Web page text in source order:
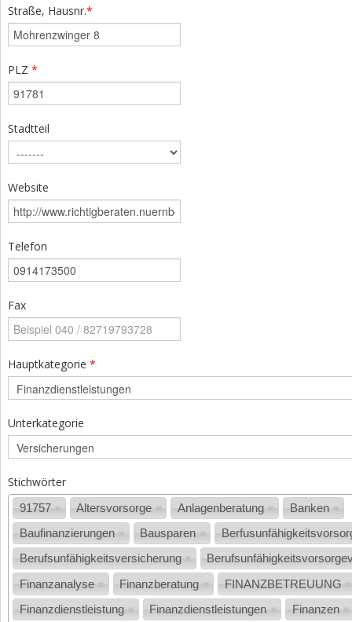
Straße, Hausnr.*
PLZ *
Stadtteil
Website
Telefon
Fax
Hauptkategorie *
Unterkategorie
Stichwörter
91757 Altersvorsorge Anlagenberatung
Banken
Baufinanzierungen
Bausparen
Berufsunfähigkeitsversicherung
Finanzanalyse
Finanzberatung
FINANZBETREUUNG
Finanzdienstleistung
Finanzdienstleistungen
Finanzen